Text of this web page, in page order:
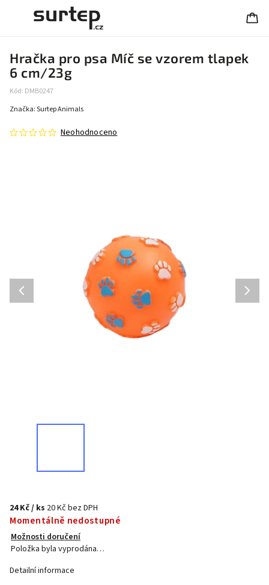
Hračka pro psa Míč se vzorem tlapek
6 cm/23g
Kód: DMB0247
Neohodnoceno
Značka:Surtep Animals
24 Kč/ ks 20 Kč bez DPH
Momentálně nedostupné
Možnosti doručení
Položka byla vyprodána…
Detailní informace